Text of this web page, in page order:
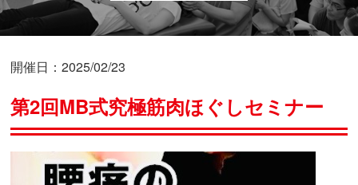
開催日：2025/02/23
第2回MB式究極筋肉ほぐしセミナー